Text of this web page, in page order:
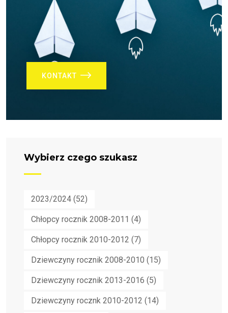
KONTAKT
Wybierz czego szukasz
2023/2024 (52)
Chłopcy rocznik 2008-2011 (4)
Chłopcy rocznik 2010-2012 (7)
Dziewczyny rocznik 2008-2010 (15)
Dziewczyny rocznik 2013-2016 (5)
Dziewczyny rocznk 2010-2012 (14)